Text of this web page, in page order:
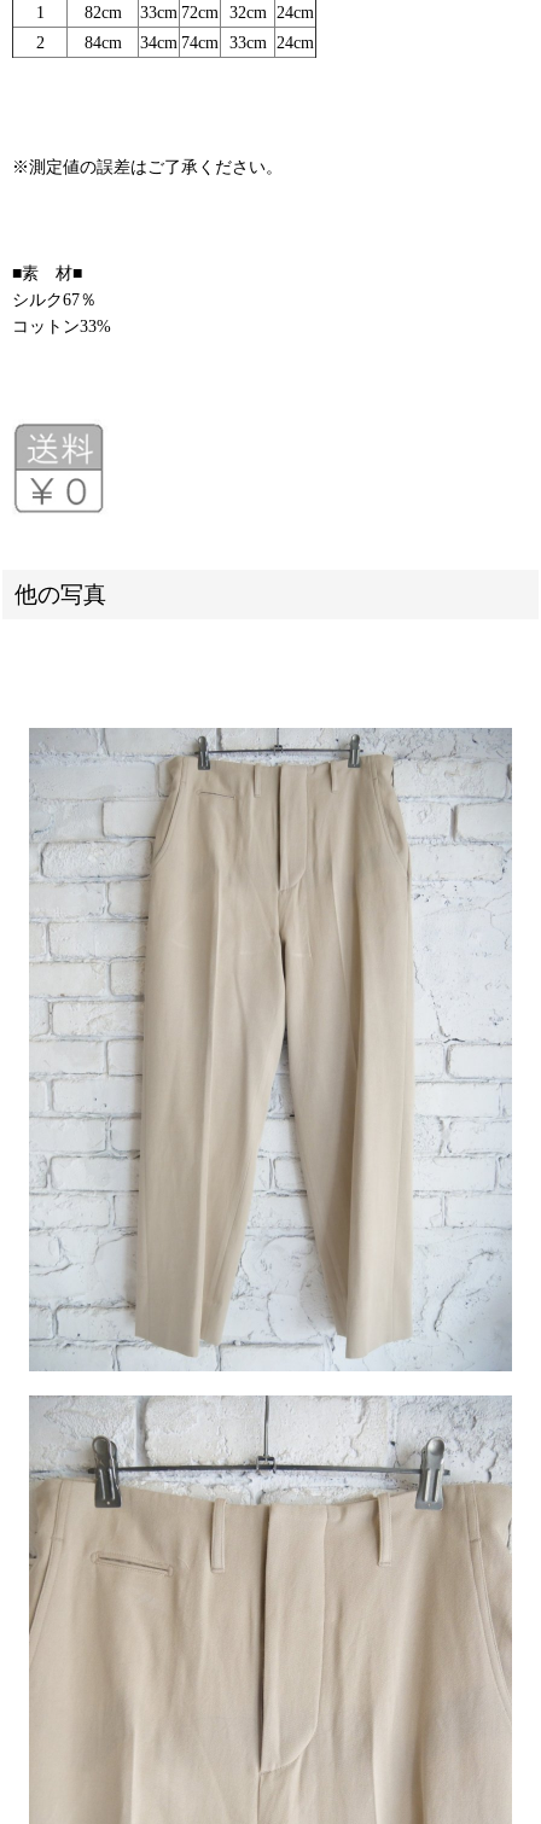
1
82cm 33cm 72cm 32cm
24cm
2
84cm 34cm 74cm 33cm 24cm
※測定値の誤差はご了承ください。
■素 材■
シルク67％
コットン33%
他の写真